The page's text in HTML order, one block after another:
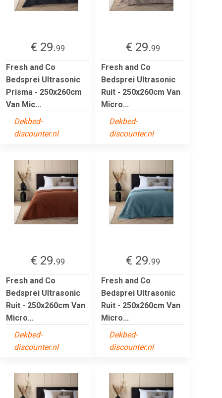
€ 29.99
Fresh and Co
Bedsprei Ultrasonic
Prisma - 250x260cm
Van Mic...
Dekbed-
discounter.nl
€ 29.99
Fresh and Co
Bedsprei Ultrasonic
Ruit - 250x260cm Van
Micro...
Dekbed-
discounter.nl
€ 29.99
Fresh and Co
Bedsprei Ultrasonic
Ruit - 250x260cm Van
Micro...
Dekbed-
discounter.nl
€ 29.99
Fresh and Co
Bedsprei Ultrasonic
Ruit - 250x260cm Van
Micro...
Dekbed-
discounter.nl